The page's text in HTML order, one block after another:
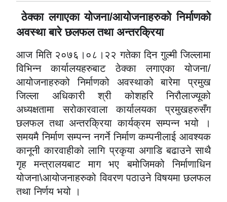
ठेक्का लगाएका योजना/आयोजनाहरुको निर्माणको
अवस्था बारे छलफल तथा अन्तरक्रिया
आज मिति २०७६।०८।२२ गतेका दिन गुल्मी जिल्लामा
विभिन्न कार्यालयहरुबाट ठेक्का लगाएका योजना/
आयोजनाहरुको निर्माणको अवस्थाको बारेमा प्रमुख
जिल्ला अधिकारी श्री कोशहरि निरौलाज्यूको
अध्यक्षतामा सरोकारवाला कार्यालयका प्रमुखहरुसँग
छलफल तथा अन्तरक्रिया कार्यक्रम सम्पन्न भयो ।
समयमै निर्माण सम्पन्न नगर्ने निर्माण कम्पनीलाई आवश्यक
कानूनी कारवाहीको लागि प्रकृया अगाडि बढाउने साथै
गृह मन्त्रालयबाट माग भए बमोजिमको निर्माणाधिन
योजना\आयोजनाहरुको विवरण पठाउने विषयमा छलफल
तथा निर्णय भयो ।